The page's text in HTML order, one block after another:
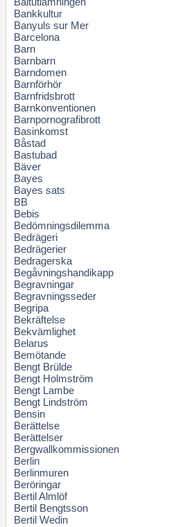
Bankkultur
Banyuls sur Mer
Barcelona
Barn
Barnbarn
Barndomen
Barnförhör
Barnfridsbrott
Barnkonventionen
Barnpornografibrott
Basinkomst
Båstad
Bastubad
Bäver
Bayes
Bayes sats
BB
Bebis
Bedömningsdilemma
Bedrägeri
Bedrägerier
Bedragerska
Begåvningshandikapp
Begravningar
Begravningsseder
Begripa
Bekräftelse
Bekvämlighet
Belarus
Bemötande
Bengt Brülde
Bengt Holmström
Bengt Lambe
Bengt Lindström
Bensin
Berättelse
Berättelser
Bergwallkommissionen
Berlin
Berlinmuren
Beröringar
Bertil Almlöf
Bertil Bengtsson
Bertil Wedin